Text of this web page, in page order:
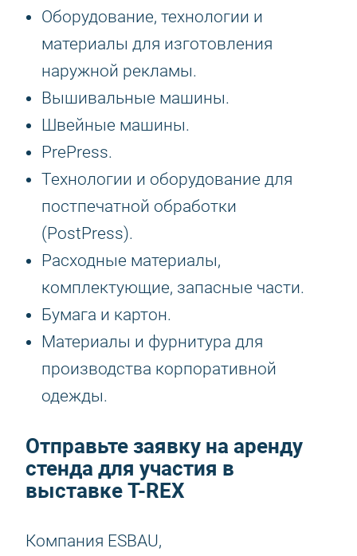
Оборудование, технологии и
материалы для изготовления
наружной рекламы.
Вышивальные машины.
Швейные машины.
PrePress.
Технологии и оборудование для
постпечатной обработки
(PostPress).
Расходные материалы,
комплектующие, запасные части.
Бумага и картон.
Материалы и фурнитура для
производства корпоративной
одежды.
Отправьте заявку на аренду
стенда для участия в
выставке T-REX
Компания ESBAU,